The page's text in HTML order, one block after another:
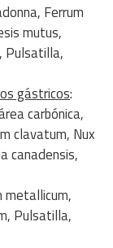
Ferrum
mutus,
Pulsatilla,
gástricos:
carbónica,
clavatum, Nux
canadensis,
metallicum,
Pulsatilla,